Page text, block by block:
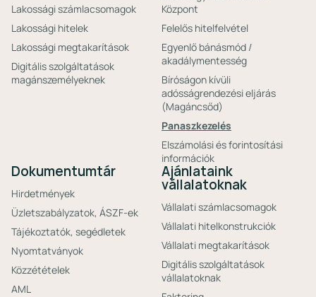
Lakossági számlacsomagok
Lakossági hitelek
Lakossági megtakarítások
Digitális szolgáltatások
magánszemélyeknek
Központ
Felelős hitelfelvétel
Egyenlő bánásmód /
akadálymentesség
Bíróságon kívüli
adósságrendezési eljárás
(Magáncsőd)
Panaszkezelés
Elszámolási és forintosítási
információk
Dokumentumtár
Hirdetmények
Üzletszabályzatok, ÁSZF-ek
Tájékoztatók, segédletek
Nyomtatványok
Közzétételek
AML
Ajánlataink
vállalatoknak
Vállalati számlacsomagok
Vállalati hitelkonstrukciók
Vállalati megtakarítások
Digitális szolgáltatások
vállalatoknak